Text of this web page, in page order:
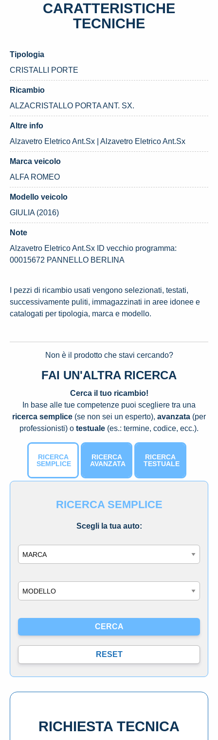
CARATTERISTICHE
TECNICHE
Tipologia
CRISTALLI PORTE
Ricambio
ALZACRISTALLO PORTA ANT. SX.
Altre info
Alzavetro Eletrico Ant.Sx | Alzavetro Eletrico Ant.Sx
Marca veicolo
ALFA ROMEO
Modello veicolo
GIULIA (2016)
Note
Alzavetro Eletrico Ant.Sx ID vecchio programma:
00015672 PANNELLO BERLINA
I pezzi di ricambio usati vengono selezionati, testati,
successivamente puliti, immagazzinati in aree idonee e
catalogati per tipologia, marca e modello.
Non è il prodotto che stavi cercando?
FAI UN'ALTRA RICERCA
Cerca il tuo ricambio!
In base alle tue competenze puoi scegliere tra una
ricerca semplice (se non sei un esperto), avanzata (per
professionisti) o testuale (es.: termine, codice, ecc.).
RICERCA
SEMPLICE
RICERCA
AVANZATA
RICERCA
TESTUALE
RICERCA SEMPLICE
Scegli la tua auto:
RICHIESTA TECNICA